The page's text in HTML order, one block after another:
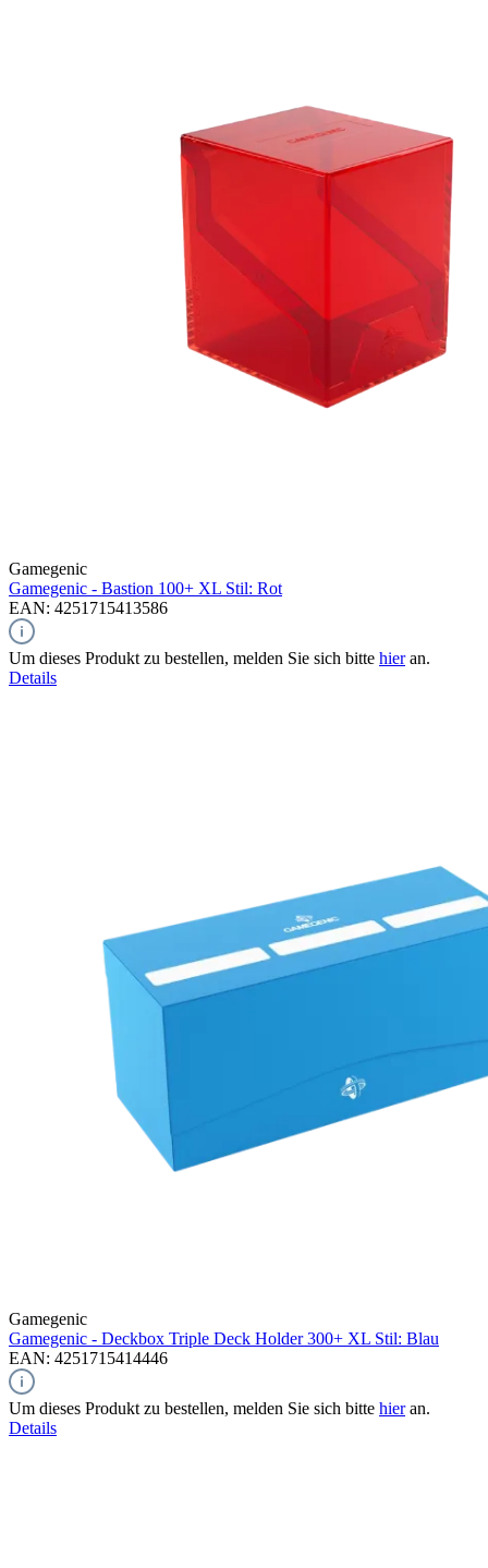
Gamegenic
Gamegenic - Bastion 100+ XL Stil: Rot
EAN: 4251715413586
Um dieses Produkt zu bestellen, melden Sie sich bitte hieran.
Details
Gamegenic
Gamegenic - Deckbox Triple Deck Holder 300+ XL Stil: Blau
EAN: 4251715414446
Um dieses Produkt zu bestellen, melden Sie sich bitte hieran.
Details